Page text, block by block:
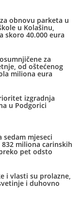
obnovu parketa u
u Kolašinu,
skoro 40.000 eura
za
od oštećenog
miliona eura
izgradnja
u Podgorici
sedam mjeseci
miliona carinskih
pet odsto
i vlasti su prolazne,
i duhovno